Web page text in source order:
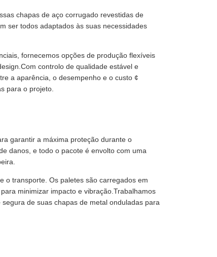
chapas de aço corrugado revestidas de
ser todos adaptados às suas necessidades
fornecemos opções de produção flexíveis
controlo de qualidade estável e
a aparência, o desempenho e o custo ¢
para o projeto.
garantir a máxima proteção durante o
danos, e todo o pacote é envolto com uma
o transporte. Os paletes são carregados em
minimizar impacto e vibração.Trabalhamos
de suas chapas de metal onduladas para